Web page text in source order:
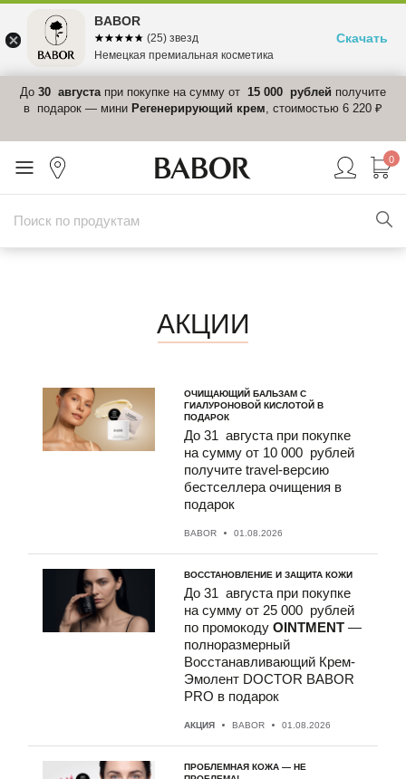
До 30 августапри покупке на сумму от 15 000 рублей получите
в подарок — мини Регенерирующий крем, стоимостью 6 220 ₽
0
АКЦИИ
До 31 августа при покупке
на сумму от 10 000 рублей
получите travel-версию
бестселлера очищения в
подарок
До 31 августа при покупке
на сумму от 25 000 рублей
по промокоду OINTMENT—
полноразмерный
Восстанавливающий Крем-
Эмолент DOCTOR BABOR
PRO в подарок
BABOR
☆☆☆☆☆
★★★★★ (25) звезд
Немецкая премиальная косметика
Скачать